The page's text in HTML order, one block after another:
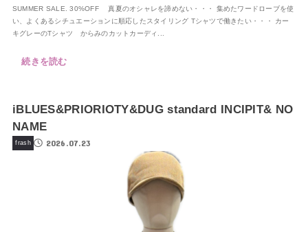
SUMMER SALE. 30%OFF 真夏のオシャレを諦めない・・・ 集めたワードローブを使
い、よくあるシチュエーションに順応したスタイリング Tシャツで働きたい・・・ カー
キグレーのTシャツ からみのカットカーディ...
続きを読む
iBLUES&PRIORIOTY&DUG standard INCIPIT& NO
NAME
frash 2026.07.23